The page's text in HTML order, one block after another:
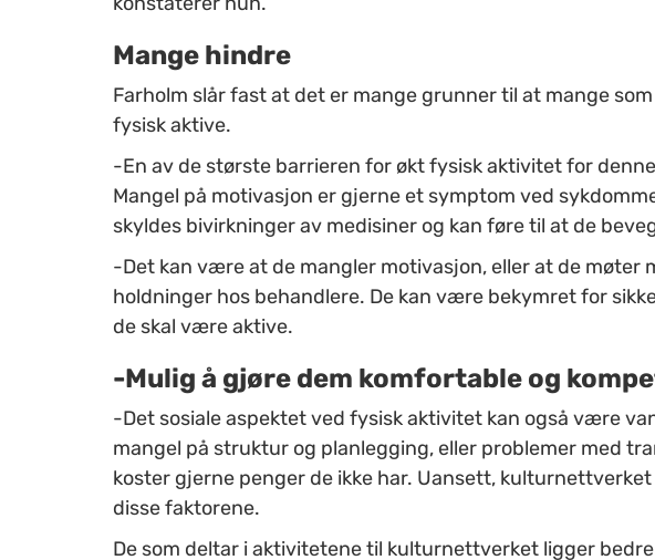
Mange hindre
Farholm slår fast at det er mange grunner til at mange
fysisk aktive.
-En av de største barrieren for økt fysisk aktivitet for
Mangel på motivasjon er gjerne et symptom ved
skyldes bivirkninger av medisiner og kan føre til at de
-Det kan være at de mangler motivasjon, eller at de møter
holdninger hos behandlere. De kan være bekymret for
de skal være aktive.
-Mulig å gjøre dem komfortable og
-Det sosiale aspektet ved fysisk aktivitet kan også være
mangel på struktur og planlegging, eller problemer med
koster gjerne penger de ikke har. Uansett,
disse faktorene.
De som deltar i aktivitetene til kulturnettverket ligger